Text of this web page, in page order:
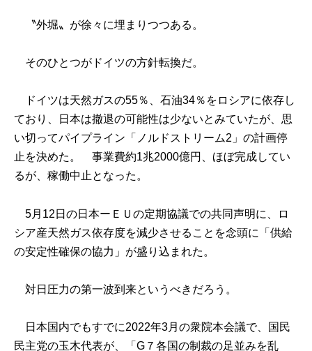
〝外堀〟が徐々に埋まりつつある。
そのひとつがドイツの方針転換だ。
ドイツは天然ガスの55％、石油34％をロシアに依存し
ており、日本は撤退の可能性は少ないとみていたが、思
い切ってパイプライン「ノルドストリーム2」の計画停
止を決めた。 事業費約1兆2000億円、ほぼ完成してい
るが、稼働中止となった。
5月12日の日本ーＥＵの定期協議での共同声明に、ロ
シア産天然ガス依存度を減少させることを念頭に「供給
の安定性確保の協力」が盛り込まれた。
対日圧力の第一波到来というべきだろう。
日本国内でもすでに2022年3月の衆院本会議で、国民
民主党の玉木代表が、「G７各国の制裁の足並みを乱